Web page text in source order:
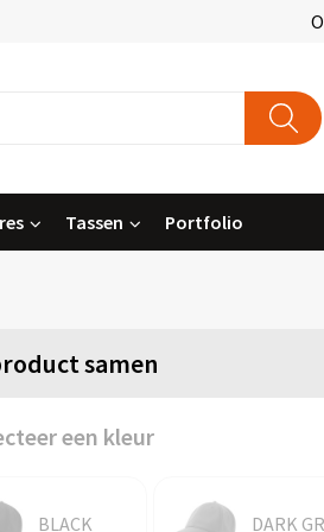
Tassen Portfolio
samen
een kleur
BLACK DARK